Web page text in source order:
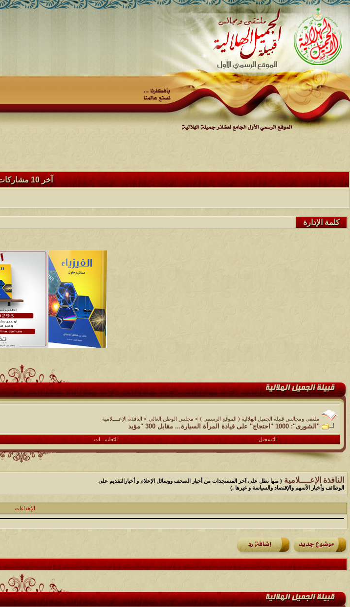
آخر 10 مشاركات
كلمة الإدارة
ملتقى ومجالس قبيلة الجميل الهلالية ( الموقع الرسمي ) > مجلس الوطن الغالي > النافذة الإعــــلامية
"الشورى": 1000 "احتجاج" على قيادة المرأة السيارة... مقابل 300 "مؤيد
التسجيل التعليمـــات
النافذة الإعــــلامية ( منها نطل على آخر المستجدات من أخبار الصحف ووسائل الإعلام و أخبارالتقديم على
الوظائف وأخبار الأسهم والإقتصاد والسياسة و غيرها .)
الإهداءات